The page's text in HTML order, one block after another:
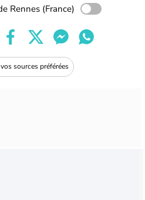
Rennes (France)
sources préférées